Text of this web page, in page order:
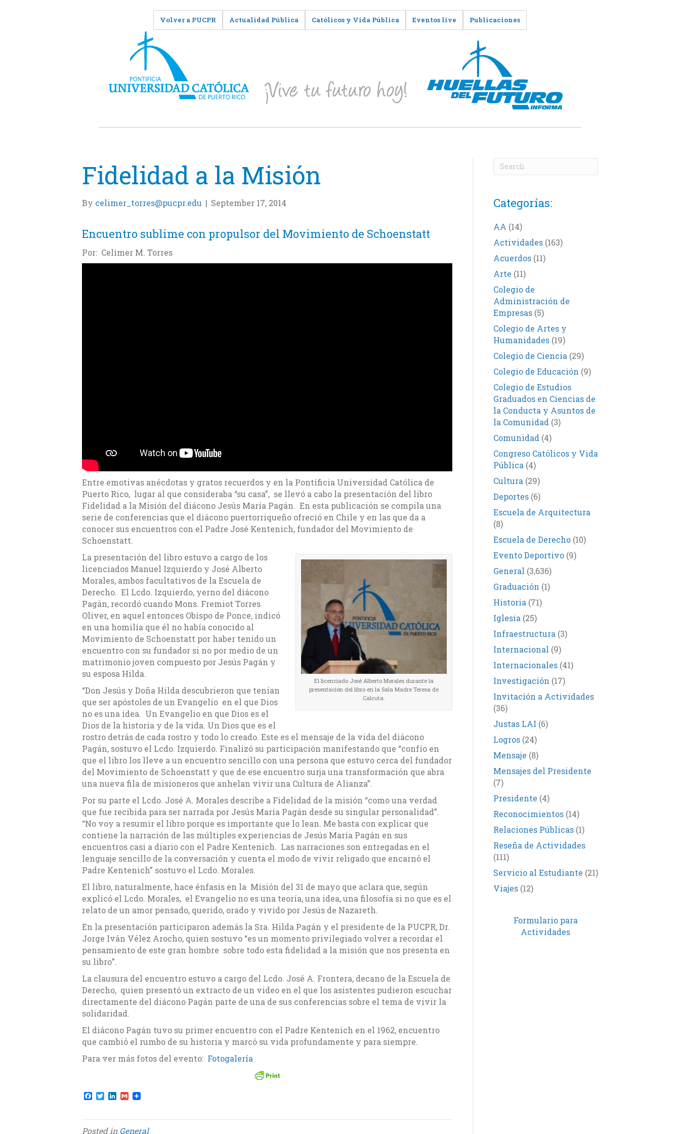
Volver a PUCPR Actualidad Pública Católicos y Vida Pública Eventos live Publicaciones
Fidelidad a la Misión
By celimer_torres@pucpr.edu | September 17, 2014
Encuentro sublime con propulsor del Movimiento de Schoenstatt
Por: Celimer M. Torres
Entre emotivas anécdotas y gratos recuerdos y en la Pontificia Universidad Católica de
Puerto Rico, lugar al que consideraba “su casa”, se llevó a cabo la presentación del libro
Fidelidad a la Misión del diácono Jesús María Pagán. En esta publicación se compila una
serie de conferencias que el diácono puertorriqueño ofreció en Chile y en las que da a
conocer sus encuentros con el Padre José Kentenich, fundador del Movimiento de
Schoenstatt.
El licenciado José Alberto Morales durante la
presentación del libro en la Sala Madre Teresa de
Calcuta.
La presentación del libro estuvo a cargo de los
licenciados Manuel Izquierdo y José Alberto
Morales, ambos facultativos de la Escuela de
Derecho. El Lcdo. Izquierdo, yerno del diácono
Pagán, recordó cuando Mons. Fremiot Torres
Oliver, en aquel entonces Obispo de Ponce, indicó
en una homilía que él no había conocido al
Movimiento de Schoenstatt por haber tenido un
encuentro con su fundador si no por medio de un
matrimonio joven compuesto por Jesús Pagán y
su esposa Hilda.
“Don Jesús y Doña Hilda descubrieron que tenían
que ser apóstoles de un Evangelio en el que Dios
no es una idea. Un Evangelio en que Dios es el
Dios de la historia y de la vida. Un Dios que es el
rostro detrás de cada rostro y todo lo creado. Este es el mensaje de la vida del diácono
Pagán, sostuvo el Lcdo. Izquierdo. Finalizó su participación manifestando que “confío en
que el libro los lleve a un encuentro sencillo con una persona que estuvo cerca del fundador
del Movimiento de Schoenstatt y que de ese encuentro surja una transformación que abra
una nueva fila de misioneros que anhelan vivir una Cultura de Alianza”.
Por su parte el Lcdo. José A. Morales describe a Fidelidad de la misión “como una verdad
que fue recibida para ser narrada por Jesús María Pagán desde su singular personalidad”.
“No voy a resumir el libro porque es importante que lo lean. Me basta con explicar que
contiene la narración de las múltiples experiencias de Jesús María Pagán en sus
encuentros casi a diario con el Padre Kentenich. Las narraciones son entregadas en el
lenguaje sencillo de la conversación y cuenta el modo de vivir religado que encarnó el
Padre Kentenich” sostuvo el Lcdo. Morales.
El libro, naturalmente, hace énfasis en la Misión del 31 de mayo que aclara que, según
explicó el Lcdo. Morales, el Evangelio no es una teoría, una idea, una filosofía si no que es el
relato de un amor pensado, querido, orado y vivido por Jesús de Nazareth.
En la presentación participaron además la Sra. Hilda Pagán y el presidente de la PUCPR, Dr.
Jorge Iván Vélez Arocho, quien sostuvo “es un momento privilegiado volver a recordar el
pensamiento de este gran hombre sobre todo esta fidelidad a la misión que nos presenta en
su libro”.
La clausura del encuentro estuvo a cargo del Lcdo. José A. Frontera, decano de la Escuela de
Derecho, quien presentó un extracto de un video en el que los asistentes pudieron escuchar
directamente del diácono Pagán parte de una de sus conferencias sobre el tema de vivir la
solidaridad.
El diácono Pagán tuvo su primer encuentro con el Padre Kentenich en el 1962, encuentro
que cambió el rumbo de su historia y marcó su vida profundamente y para siempre.
Para ver más fotos del evento: Fotogalería
F
e
b
T
t
t
L
k
e
G
i
l
Posted inGeneral
Categorías:
AA (14)
Actividades(163)
Acuerdos(11)
Arte (11)
Colegio de
Administración de
Empresas(5)
Colegio de Artes y
Humanidades(19)
Colegio de Ciencia (29)
Colegio de Educación (9)
Colegio de Estudios
Graduados en Ciencias de
la Conducta y Asuntos de
la Comunidad (3)
Comunidad (4)
Congreso Católicos y Vida
Pública (4)
Cultura (29)
Deportes(6)
Escuela de Arquitectura
(8)
Escuela de Derecho(10)
Evento Deportivo(9)
General (3,636)
Graduación (1)
Historia (71)
Iglesia (25)
Infraestructura (3)
Internacional (9)
Internacionales(41)
Investigación (17)
Invitación a Actividades
(36)
Justas LAI (6)
Logros(24)
Mensaje (8)
Mensajes del Presidente
(7)
Presidente (4)
Reconocimientos(14)
Relaciones Públicas(1)
Reseña de Actividades
(111)
Servicio al Estudiante (21)
Viajes(12)
Formulario para
Actividades